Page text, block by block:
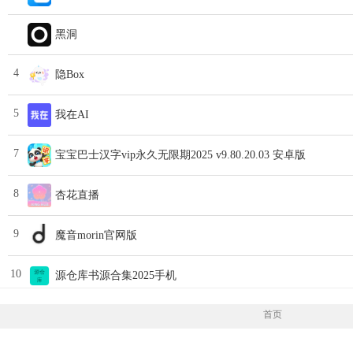
黑洞
4 隐Box
5 我在AI
7 宝宝巴士汉字vip永久无限期2025 v9.80.20.03 安卓版
8 杏花直播
9 魔音morin官网版
10 源仓库书源合集2025手机
首页